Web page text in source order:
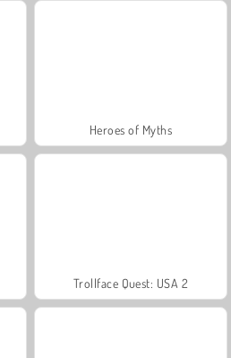
Heroes of Myths
Trollface Quest: USA 2